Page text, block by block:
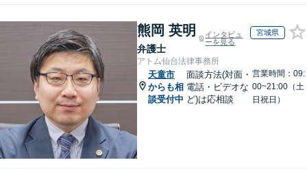
熊岡 英明
弁護士
インタビュ
ーを見る
宮城県
アトム仙台法律事務所
天童市
からも相
談受付中
面談方法(対面・
電話・ビデオな
ど)は応相談
営業時間：09:
00~21:00（土
日祝日）